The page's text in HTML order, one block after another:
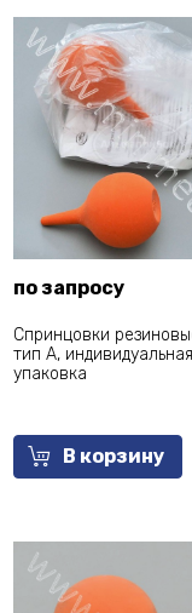
по запросу
Спринцовки
тип А, индивидуальная
упаковка
В корзину